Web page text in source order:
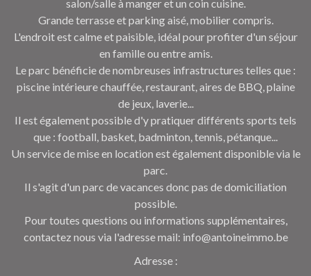
salon/salle à manger et un coin cuisine.
Grande terrasse et parking aisé, mobilier compris.
L'endroit est calme et paisible, idéal pour profiter d'un séjour
en famille ou entre amis.
Le parc bénéficie de nombreuses infrastructures telles que :
piscine intérieure chauffée, restaurant, aires de BBQ, plaine
de jeux, laverie...
Il est également possible d'y pratiquer différents sports tels
que : football, basket, badminton, tennis, pétanque...
Un service de mise en location est également disponible via le
parc.
Il s'agit d'un parc de vacances donc pas de domiciliation
possible.
Pour toutes questions ou informations supplémentaires,
contactez nous via l'adresse mail: info@antoineimmo.be
Adresse :